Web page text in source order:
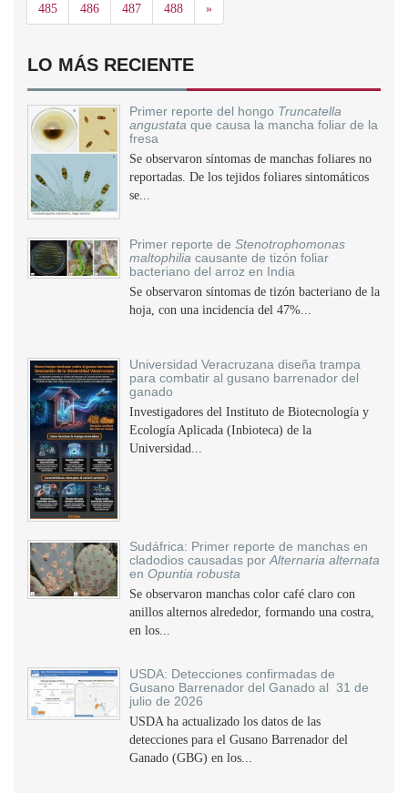
485 486 487 488 »Siguiente
LO MÁS RECIENTE
Primer reporte del hongo Truncatella
angustata que causa la mancha foliar de la
fresa
Se observaron síntomas de manchas foliares no
reportadas. De los tejidos foliares sintomáticos
se...
Primer reporte de Stenotrophomonas
maltophilia causante de tizón foliar
bacteriano del arroz en India
Se observaron síntomas de tizón bacteriano de la
hoja, con una incidencia del 47%...
Universidad Veracruzana diseña trampa
para combatir al gusano barrenador del
ganado
Investigadores del Instituto de Biotecnología y
Ecología Aplicada (Inbioteca) de la
Universidad...
Sudáfrica: Primer reporte de manchas en
cladodios causadas por Alternaria alternata
en Opuntia robusta
Se observaron manchas color café claro con
anillos alternos alrededor, formando una costra,
en los...
USDA: Detecciones confirmadas de
Gusano Barrenador del Ganado al 31 de
julio de 2026
USDA ha actualizado los datos de las
detecciones para el Gusano Barrenador del
Ganado (GBG) en los...